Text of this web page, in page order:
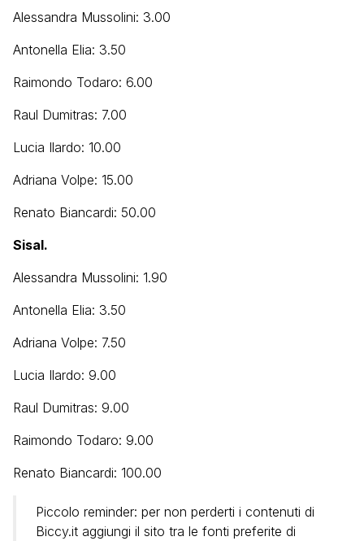
Alessandra Mussolini: 3.00
Antonella Elia: 3.50
Raimondo Todaro: 6.00
Raul Dumitras: 7.00
Lucia Ilardo: 10.00
Adriana Volpe: 15.00
Renato Biancardi: 50.00
Sisal.
Alessandra Mussolini: 1.90
Antonella Elia: 3.50
Adriana Volpe: 7.50
Lucia Ilardo: 9.00
Raul Dumitras: 9.00
Raimondo Todaro: 9.00
Renato Biancardi: 100.00
Piccolo reminder: per non perderti i contenuti di
Biccy.it aggiungi il sito tra le fonti preferite di